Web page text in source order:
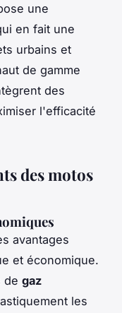
une
en fait une
urbains et
de gamme
des
l'efficacité
des motos
avantages
et économique.
de gaz
les